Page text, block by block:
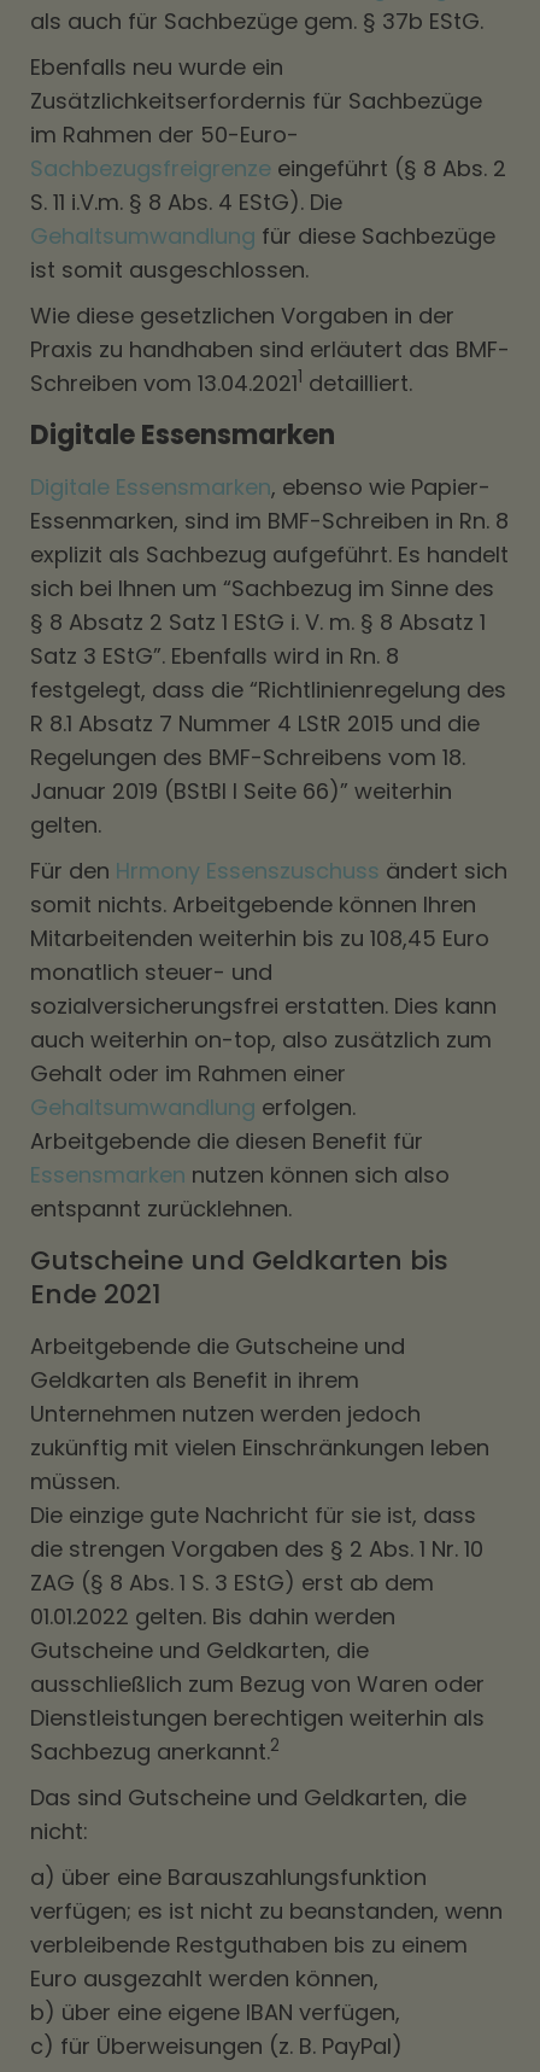
als auch für Sachbezüge gem. § 37b EStG.
Ebenfalls neu wurde ein
Zusätzlichkeitserfordernis für Sachbezüge
im Rahmen der 50-Euro-
Sachbezugsfreigrenze eingeführt (§ 8 Abs. 2
S. 11 i.V.m. § 8 Abs. 4 EStG). Die
Gehaltsumwandlung für diese Sachbezüge
ist somit ausgeschlossen.
Wie diese gesetzlichen Vorgaben in der
Praxis zu handhaben sind erläutert das BMF-
Schreiben vom 13.04.20211 detailliert.
Digitale Essensmarken
Digitale Essensmarken, ebenso wie Papier-
Essenmarken, sind im BMF-Schreiben in Rn. 8
explizit als Sachbezug aufgeführt. Es handelt
sich bei Ihnen um “Sachbezug im Sinne des
§ 8 Absatz 2 Satz 1 EStG i. V. m. § 8 Absatz 1
Satz 3 EStG”. Ebenfalls wird in Rn. 8
festgelegt, dass die “Richtlinienregelung des
R 8.1 Absatz 7 Nummer 4 LStR 2015 und die
Regelungen des BMF-Schreibens vom 18.
Januar 2019 (BStBl I Seite 66)” weiterhin
gelten.
Für den Hrmony Essenszuschuss ändert sich
somit nichts. Arbeitgebende können Ihren
Mitarbeitenden weiterhin bis zu 108,45 Euro
monatlich steuer- und
sozialversicherungsfrei erstatten. Dies kann
auch weiterhin on-top, also zusätzlich zum
Gehalt oder im Rahmen einer
Gehaltsumwandlung erfolgen.
Arbeitgebende die diesen Benefit für
Essensmarken nutzen können sich also
entspannt zurücklehnen.
Gutscheine und Geldkarten bis
Ende 2021
Arbeitgebende die Gutscheine und
Geldkarten als Benefit in ihrem
Unternehmen nutzen werden jedoch
zukünftig mit vielen Einschränkungen leben
müssen.
Die einzige gute Nachricht für sie ist, dass
die strengen Vorgaben des § 2 Abs. 1 Nr. 10
ZAG (§ 8 Abs. 1 S. 3 EStG) erst ab dem
01.01.2022 gelten. Bis dahin werden
Gutscheine und Geldkarten, die
ausschließlich zum Bezug von Waren oder
Dienstleistungen berechtigen weiterhin als
Sachbezug anerkannt.2
Das sind Gutscheine und Geldkarten, die
nicht:
a) über eine Barauszahlungsfunktion
verfügen; es ist nicht zu beanstanden, wenn
verbleibende Restguthaben bis zu einem
Euro ausgezahlt werden können,
b) über eine eigene IBAN verfügen,
c) für Überweisungen (z. B. PayPal)